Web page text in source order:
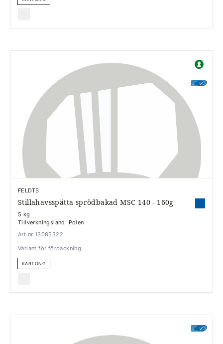
FELDTS
Stillahavsspätta sprödbakad MSC 140 - 160g
5 kg
Tillverkningsland: Polen
Art.nr 13085322
Variant för förpackning
KARTONG